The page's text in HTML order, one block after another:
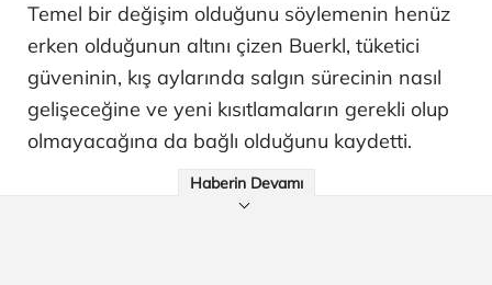
Temel bir değişim olduğunu söylemenin henüz
erken olduğunun altını çizen Buerkl, tüketici
güveninin, kış aylarında salgın sürecinin nasıl
gelişeceğine ve yeni kısıtlamaların gerekli olup
olmayacağına da bağlı olduğunu kaydetti.
Haberin Devamı